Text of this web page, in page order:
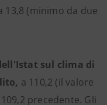
13,8 (minimo da due
sul clima di
a 110,2 (il valore
precedente. Gli